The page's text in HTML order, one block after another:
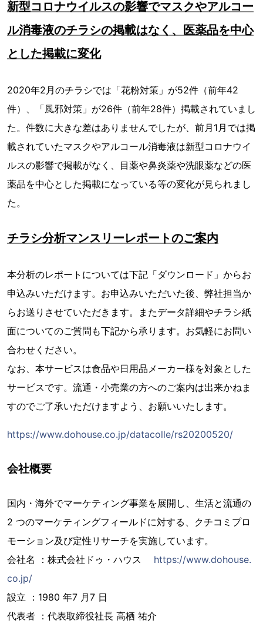
新型コロナウイルスの影響でマスクやアルコー
ル消毒液のチラシの掲載はなく、医薬品を中心
とした掲載に変化
2020年2月のチラシでは「花粉対策」が52件（前年42
件）、「風邪対策」が26件（前年28件）掲載されていまし
た。件数に大きな差はありませんでしたが、前月1月では掲
載されていたマスクやアルコール消毒液は新型コロナウイ
ルスの影響で掲載がなく、目薬や鼻炎薬や洗眼薬などの医
薬品を中心とした掲載になっている等の変化が見られまし
た。
チラシ分析マンスリーレポートのご案内
本分析のレポートについては下記「ダウンロード」からお
申込みいただけます。お申込みいただいた後、弊社担当か
らお送りさせていただきます。またデータ詳細やチラシ紙
面についてのご質問も下記から承ります。お気軽にお問い
合わせください。
なお、本サービスは食品や日用品メーカー様を対象とした
サービスです。流通・小売業の方へのご案内は出来かねま
すのでご了承いただけますよう、お願いいたします。
https://www.dohouse.co.jp/datacolle/rs20200520/
会社概要
国内・海外でマーケティング事業を展開し、生活と流通の
2 つのマーケティングフィールドに対する、クチコミプロ
モーション及び定性リサーチを実施しています。
会社名 ：株式会社ドゥ・ハウス https://www.dohouse.
co.jp/
設立 ：1980 年7 月7 日
代表者 ：代表取締役社長 高栖 祐介